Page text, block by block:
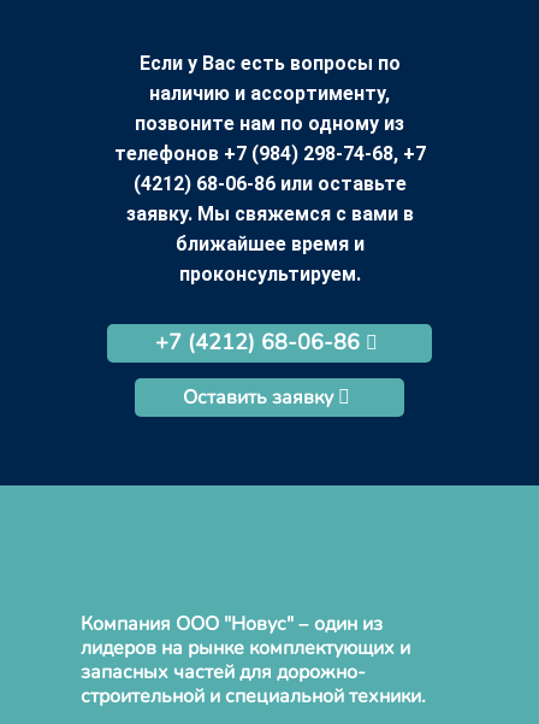
Если у Вас есть вопросы по
наличию и ассортименту,
позвоните нам по одному из
телефонов +7 (984) 298-74-68, +7
(4212) 68-06-86 или оставьте
заявку. Мы свяжемся с вами в
ближайшее время и
проконсультируем.
+7 (4212) 68-06-86
Оставить заявку
Компания ООО "Новус" – один из
лидеров на рынке комплектующих и
запасных частей для дорожно-
строительной и специальной техники.